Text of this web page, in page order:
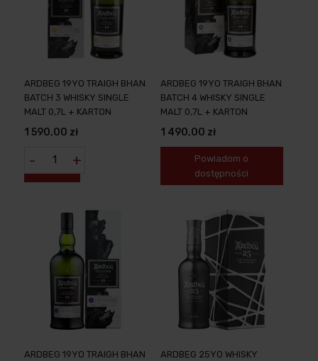
ARDBEG 19YO TRAIGH BHAN
BATCH 3 WHISKY SINGLE
MALT 0,7L + KARTON
1 590,00 zł
- +
ARDBEG 19YO TRAIGH BHAN
BATCH 4 WHISKY SINGLE
MALT 0,7L + KARTON
1 490,00 zł
Powiadom o
dostępności
ARDBEG 19YO TRAIGH BHAN
ARDBEG 25YO WHISKY